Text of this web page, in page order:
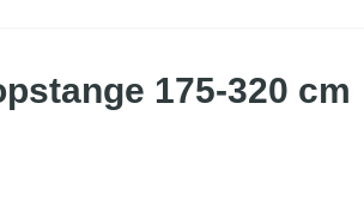
175-320 cm